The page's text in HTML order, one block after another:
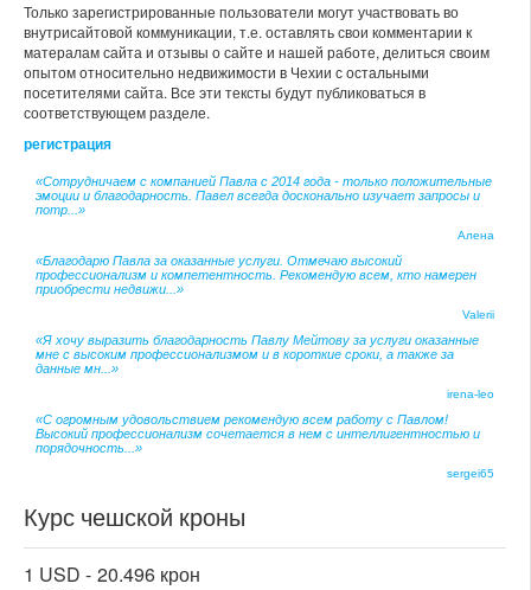
Только зарегистрированные пользователи могут участвовать во
внутрисайтовой коммуникации, т.е. оставлять свои комментарии к
матералам сайта и отзывы о сайте и нашей работе, делиться своим
опытом относительно недвижимости в Чехии с остальными
посетителями сайта. Все эти тексты будут публиковаться в
соответствующем разделе.
регистрация
«Сотрудничаем с компанией Павла с 2014 года - только положительные
эмоции и благодарность. Павел всегда досконально изучает запросы и
потр...»
Алена
«Благодарю Павла за оказанные услуги. Отмечаю высокий
профессионализм и компетентность. Рекомендую всем, кто намерен
приобрести недвижи...»
Valerii
«Я хочу выразить благодарность Павлу Мейтову за услуги оказанные
мне с высоким профессионализмом и в короткие сроки, а также за
данные мн...»
irena-leo
«С огромным удовольствием рекомендую всем работу с Павлом!
Высокий профессионализм сочетается в нем с интеллигентностью и
порядочность...»
sergei65
Курс чешской кроны
1 USD - 20.496 крон